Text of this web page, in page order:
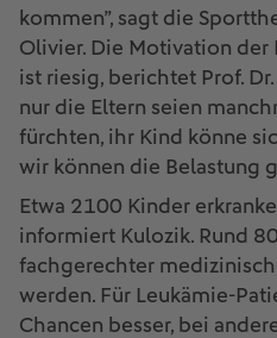
kommen”, sagt die
Olivier. Die Motivation der
ist riesig, berichtet Prof.
nur die Eltern seien
fürchten, ihr Kind könne
wir können die Belastung
Etwa 2100 Kinder
informiert Kulozik. Rund
fachgerechter
werden. Für Leukämie-
Chancen besser, bei